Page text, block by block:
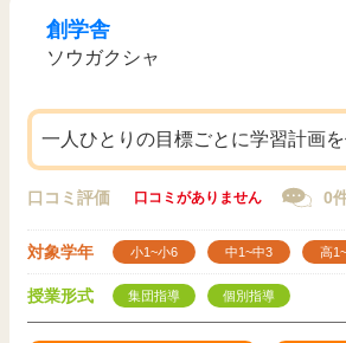
創学舎
ソウガクシャ
一人ひとりの目標ごとに学習計画
口コミ評価 口コミがありません 0
対象学年 小1~小6 中1~中3 高
授業形式 集団指導 個別指導